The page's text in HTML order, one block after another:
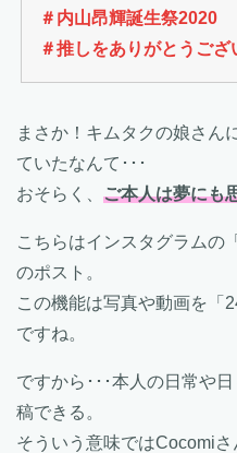
＃内山昂輝誕生祭2020
＃推しをありがとうござ
まさか！キムタクの娘さん
ていたなんて･･･
おそらく、 ご本人は夢にも
こちらはインスタグラムの
のポスト。
この機能は写真や動画を「
ですね。
ですから･･･本人の日常や
稿できる。
そういう意味ではCocomi